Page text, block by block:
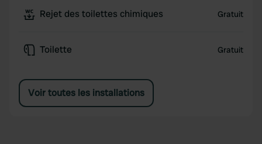
Rejet des toilettes chimiques Gratuit
Toilette Gratuit
Voir toutes les installations